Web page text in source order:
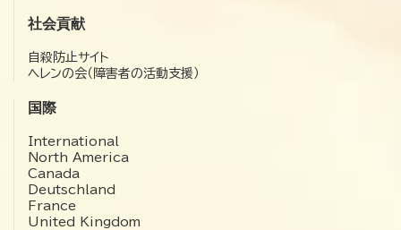
社会貢献
自殺防止サイト
ヘレンの会（障害者の活動支援）
国際
International
North America
Canada
Deutschland
France
United Kingdom